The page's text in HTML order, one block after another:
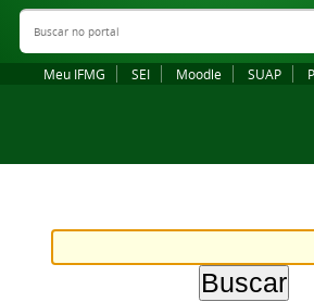
Buscar no portal
Meu IFMG SEI Moodle SUAP